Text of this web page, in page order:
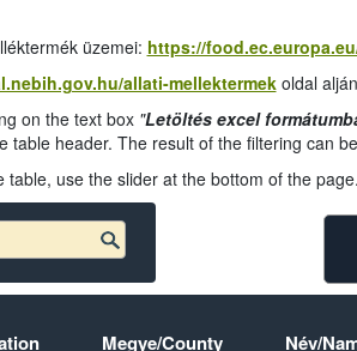
üzemei: https://
allati-mellektermekoldal
on the text box "Letöltés excel
table header. The result of the filtering can
use the slider at the bottom of the page.
Megye/County Név/